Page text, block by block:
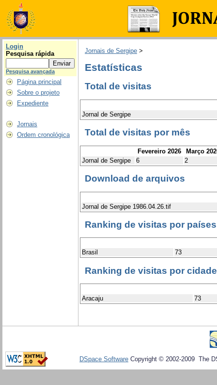
Login
Pesquisa rápida
Pesquisa avançada
Página principal
Sobre o projeto
Expediente
Jornais
Ordem cronológica
Jornais de Sergipe >
Estatísticas
Total de visitas
Jornal de Sergipe
Total de visitas por mês
Fevereiro 2026
Março
Jornal de Sergipe
6 2
Download de arquivos
Jornal de Sergipe 1986.04.26.tif
Ranking de visitas por países
Brasil 73
Ranking de visitas por
Aracaju 73
DSpace Software Copyright © 2002-2009 The